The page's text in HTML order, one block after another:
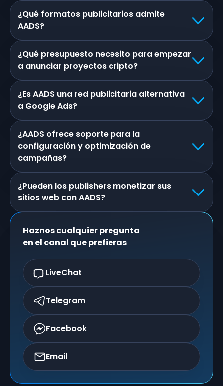
¿Qué formatos publicitarios admite
AADS?
¿Qué presupuesto necesito para empezar
a anunciar proyectos cripto?
¿Es AADS una red publicitaria alternativa
a Google Ads?
¿AADS ofrece soporte para la
configuración y optimización de
campañas?
¿Pueden los publishers monetizar sus
sitios web con AADS?
Haznos cualquier pregunta
en el canal que prefieras
LiveChat
Telegram
Facebook
Email